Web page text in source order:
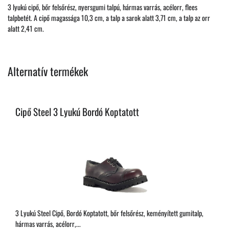
3 lyukú cipő, bőr felsőrész, nyersgumi talpú, hármas varrás, acélorr, flees
talpbetét. A cipő magassága 10,3 cm, a talp a sarok alatt 3,71 cm, a talp az orr
alatt 2,41 cm.
Alternatív termékek
Cipő Steel 3 Lyukú Bordó Koptatott
3 Lyukú Steel Cipő, Bordó Koptatott, bőr felsőrész, keményített gumitalp,
hármas varrás, acélorr,...